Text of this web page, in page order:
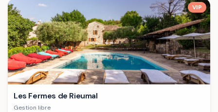
VIP
Les Fermes de Rieumal
Gestion libre